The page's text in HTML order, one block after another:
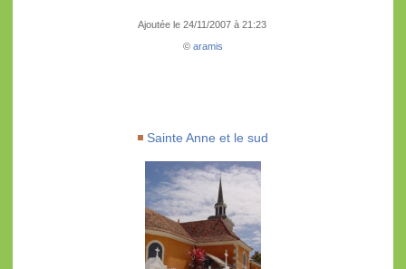
Ajoutée le 24/11/2007 à 21:23
© aramis
Sainte Anne et le sud